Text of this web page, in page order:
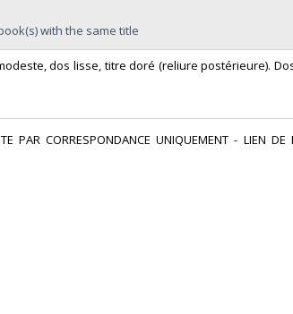
with the same title
dos lisse, titre doré (reliure postérieure).
PAR CORRESPONDANCE UNIQUEMENT - LIEN DE